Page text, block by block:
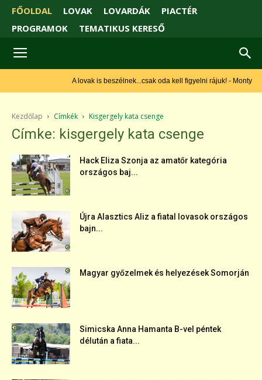
FŐOLDAL LOVAK LOVARDÁK
PIACTÉR
PROGRAMOK
TEMATIKUS KERESŐ
A lovak is beszélnek...csak oda kell figyelni rájuk! - Monty Roberts
Kezdőlap Címkék Kisgergely kata csenge
Címke: kisgergely kata csenge
Hack Eliza Szonja az amatőr kategória
országos baj...
Újra Alasztics Aliz a fiatal lovasok országos
bajn...
Magyar győzelmek és helyezések Somorján
Simicska Anna Hamanta B-vel péntek
délután a fiata...